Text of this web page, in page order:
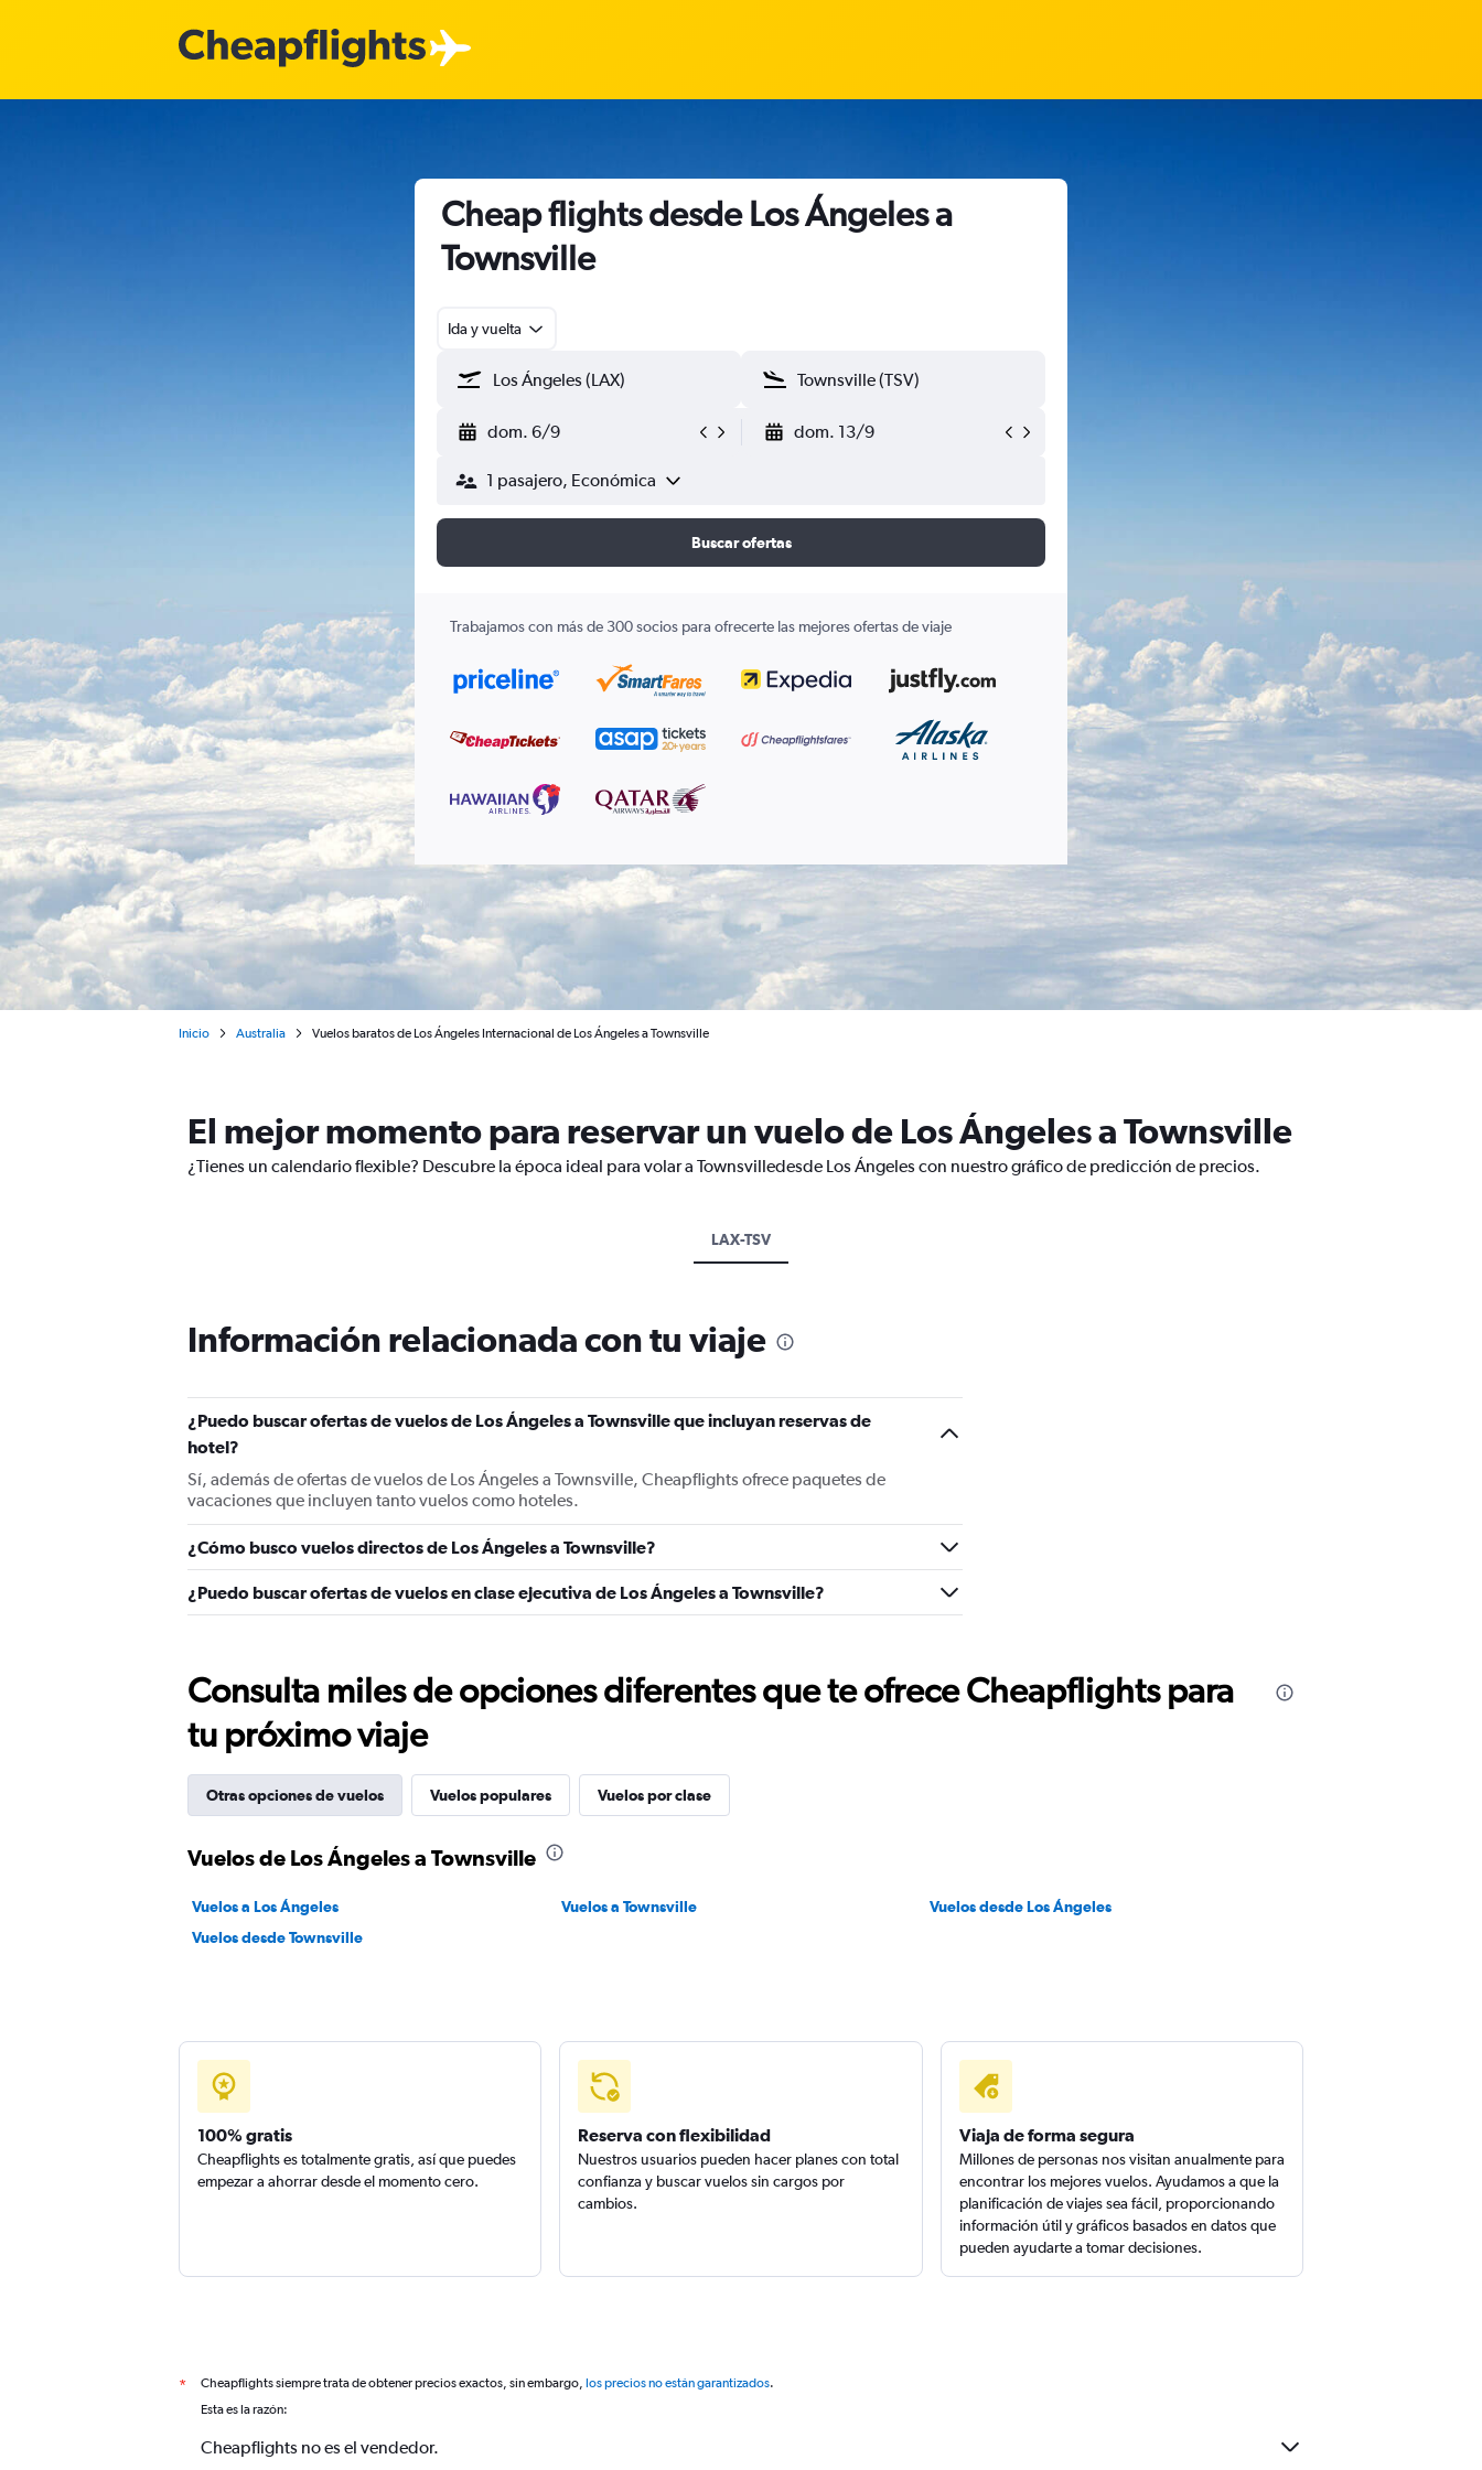
Cheap flights desde Los Ángeles a
Townsville
Ida y vuelta
dom. 6/9 dom. 13/9
1 pasajero, Económica
Buscar ofertas
Trabajamos con más de 300 socios para ofrecerte las mejores ofertas de viaje
Inicio Australia Vuelos baratos de Los Ángeles Internacional de Los Ángeles a Townsville
El mejor momento para reservar un vuelo de Los Ángeles a Townsville
¿Tienes un calendario flexible? Descubre la época ideal para volar a Townsvilledesde Los Ángeles con nuestro gráfico de predicción de precios.
LAX-TSV
Información relacionada con tu viaje
¿Puedo buscar ofertas de vuelos de Los Ángeles a Townsville que incluyan reservas de
hotel?
Sí, además de ofertas de vuelos de Los Ángeles a Townsville, Cheapflights ofrece paquetes de
vacaciones que incluyen tanto vuelos como hoteles.
¿Cómo busco vuelos directos de Los Ángeles a Townsville?
¿Puedo buscar ofertas de vuelos en clase ejecutiva de Los Ángeles a Townsville?
Consulta miles de opciones diferentes que te ofrece Cheapflights para
tu próximo viaje
Otras opciones de vuelos Vuelos populares Vuelos por clase
Vuelos de Los Ángeles a Townsville
Vuelos a Los Ángeles Vuelos a Townsville
Vuelos desde Los Ángeles
Vuelos desde Townsville
100% gratis
Cheapflights es totalmente gratis, así que puedes
empezar a ahorrar desde el momento cero.
Reserva con flexibilidad
Nuestros usuarios pueden hacer planes con total
confianza y buscar vuelos sin cargos por
cambios.
Viaja de forma segura
Millones de personas nos visitan anualmente para
encontrar los mejores vuelos. Ayudamos a que la
planificación de viajes sea fácil, proporcionando
información útil y gráficos basados en datos que
pueden ayudarte a tomar decisiones.
* Cheapflights siempre trata de obtener precios exactos, sin embargo, los precios no están garantizados.
Esta es la razón:
Cheapflights no es el vendedor.